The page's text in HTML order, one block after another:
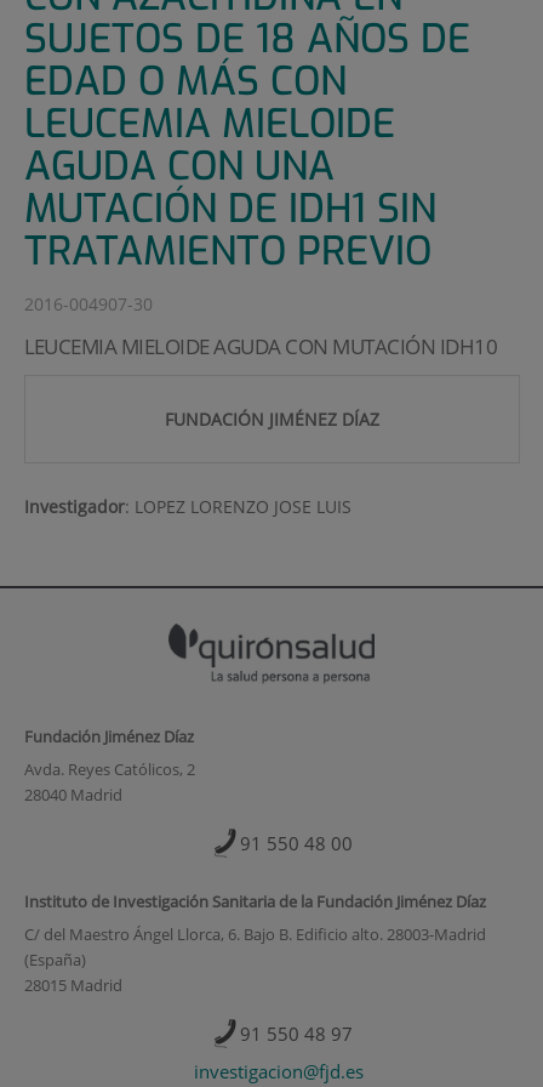
SUJETOS DE 18 AÑOS DE
EDAD O MÁS CON
LEUCEMIA MIELOIDE
AGUDA CON UNA
MUTACIÓN DE IDH1 SIN
TRATAMIENTO PREVIO
2016-004907-30
LEUCEMIA MIELOIDE AGUDA CON MUTACIÓN IDH10
FUNDACIÓN JIMÉNEZ DÍAZ
Investigador: LOPEZ LORENZO JOSE LUIS
Fundación Jiménez Díaz
Avda. Reyes Católicos, 2
28040 Madrid
91 550 48 00
Instituto de Investigación Sanitaria de la Fundación Jiménez Díaz
C/ del Maestro Ángel Llorca, 6. Bajo B. Edificio alto. 28003-Madrid
(España)
28015 Madrid
91 550 48 97
investigacion@fjd.es